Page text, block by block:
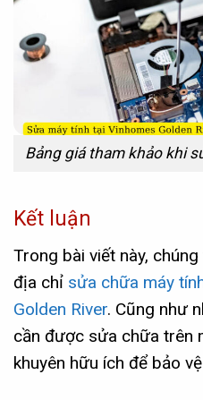
Bảng giá tham khảo khi
Kết luận
Trong bài viết này,
địa chỉ sửa chữa máy
Golden River. Cũng như
cần được sửa chữa trên
khuyên hữu ích để bảo